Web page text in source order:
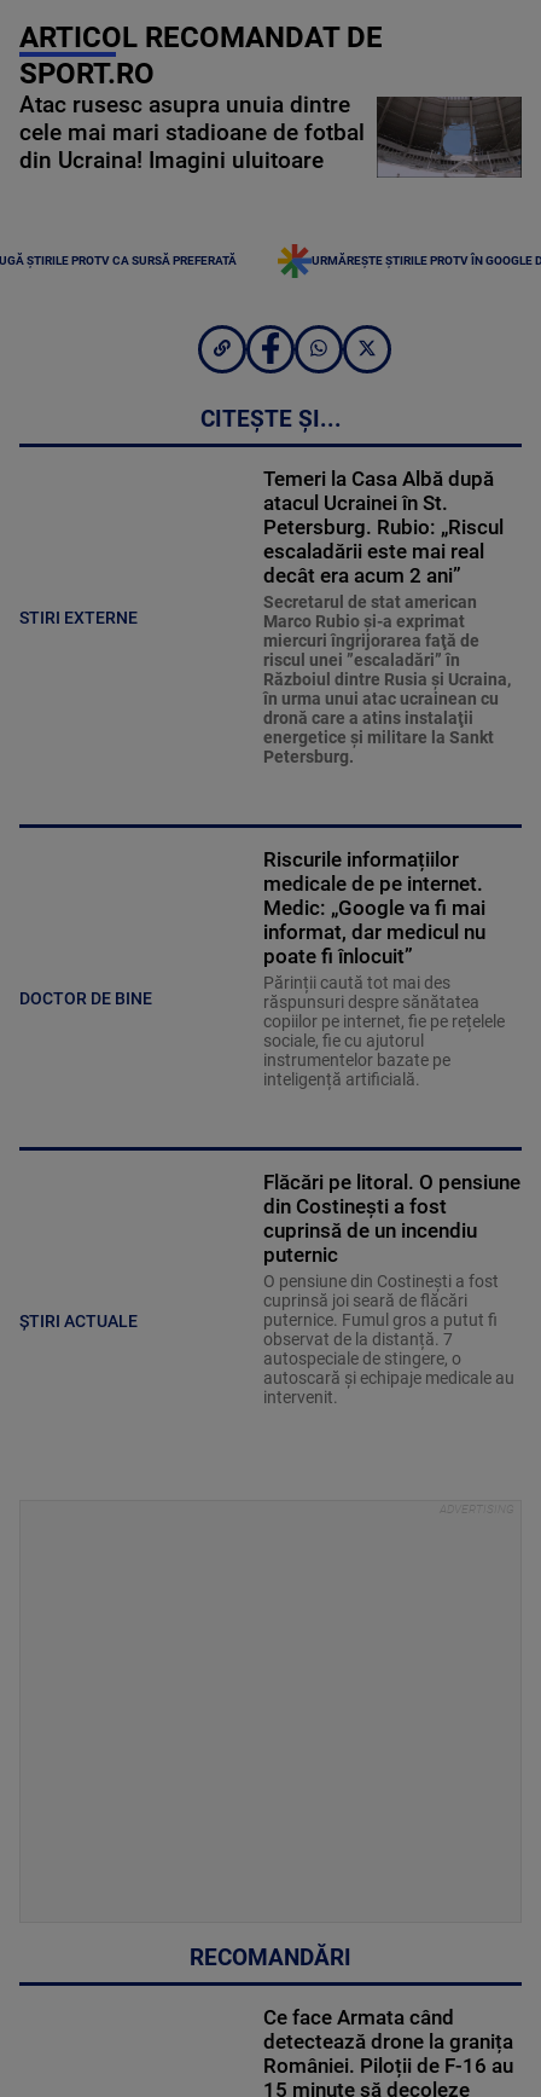
ARTICOL RECOMANDAT DE
SPORT.RO
Atac rusesc asupra unuia dintre
cele mai mari stadioane de fotbal
din Ucraina! Imagini uluitoare
ȘTIRILE PROTV CA SURSĂ PREFERATĂ URMĂREȘTE ȘTIRILE PROTV ÎN GOOGLE
CITEȘTE ȘI...
STIRI EXTERNE
Temeri la Casa Albă după
atacul Ucrainei în St.
Petersburg. Rubio: „Riscul
escaladării este mai real
decât era acum 2 ani”
Secretarul de stat american
Marco Rubio şi-a exprimat
miercuri îngrijorarea faţă de
riscul unei ”escaladări” în
Războiul dintre Rusia şi Ucraina,
în urma unui atac ucrainean cu
dronă care a atins instalaţii
energetice şi militare la Sankt
Petersburg.
DOCTOR DE BINE
Riscurile informațiilor
medicale de pe internet.
Medic: „Google va fi mai
informat, dar medicul nu
poate fi înlocuit”
Părinții caută tot mai des
răspunsuri despre sănătatea
copiilor pe internet, fie pe rețelele
sociale, fie cu ajutorul
instrumentelor bazate pe
inteligență artificială.
ȘTIRI ACTUALE
Flăcări pe litoral. O pensiune
din Costinești a fost
cuprinsă de un incendiu
puternic
O pensiune din Costinești a fost
cuprinsă joi seară de flăcări
puternice. Fumul gros a putut fi
observat de la distanță. 7
autospeciale de stingere, o
autoscară și echipaje medicale au
intervenit.
RECOMANDĂRI
Ce face Armata când
detectează drone la granița
României. Piloții de F-16 au
15 minute să decoleze